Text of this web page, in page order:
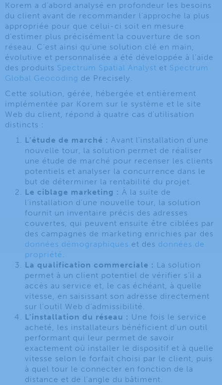
Korem a d’abord analysé en profondeur les besoins
du client avant de recommander l’approche la plus
appropriée pour que celui-ci soit en mesure
d’estimer plus précisément la couverture de son
réseau. C’est ainsi qu’une solution clé en main,
évolutive et personnalisée a été développée à l’aide
des produits Spectrum Spatial Analyst et Spectrum
Global Geocoding de Precisely.
Cette solution, gérée, hébergée et entièrement
implémentée par Korem sur le système et le site
Web du client, répond à quatre cas d’utilisation
distincts :
L’étude de marché : Avant l’installation d’une
nouvelle tour, la solution permet de réaliser
une étude de marché pour recenser les clients
potentiels et analyser la concurrence dans le
but de déterminer la rentabilité du projet.
Le ciblage marketing : À la suite de
l’installation d’une nouvelle tour, la solution
fournit un inventaire précis des adresses
couvertes, qui peuvent ensuite être ciblées par
des campagnes de marketing enrichies par des
données démographiques et des données de
propriété.
La qualification commerciale : La solution
permet à un client potentiel de vérifier s’il a
accès au service et, le cas échéant, à quelle
vitesse, en saisissant son adresse directement
sur l’outil Web d’admissibilité.
L’installation du réseau : Une fois le service
acheté, les installateurs bénéficient d’un outil
performant qui leur permet de savoir
exactement où installer le dispositif et à quelle
vitesse selon le forfait choisi par le client, puis
à quel tour le connecter en fonction de la
distance et de l’angle du bâtiment.